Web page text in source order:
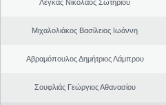
Λέγκας Νικόλαος Σωτηρίου
Μιχαλολιάκος Βασίλειος Ιωάννη
Αβραμόπουλος Δημήτριος Λάμπρου
Σουφλιάς Γεώργιος Αθανασίου